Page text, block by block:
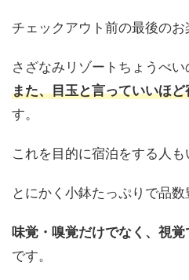
チェックアウト前の最後のお
さざなみリゾートちょうべい
また、目玉と言っていいほ
す。
これを目的に宿泊をする人も
とにかく小鉢たっぷりで品数
味覚・嗅覚だけでなく、視
です。